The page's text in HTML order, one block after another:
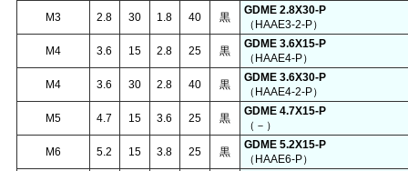
M3 2.8 30 1.8 40 黒
GDME 2.8X30-P
（HAAE3-2-P）
M4 3.6 15 2.8 25 黒
GDME 3.6X15-P
（HAAE4-P）
M4 3.6 30 2.8 40 黒
GDME 3.6X30-P
（HAAE4-2-P）
M5 4.7 15 3.6 25 黒
GDME 4.7X15-P
（－）
M6 5.2 15 3.8 25 黒
GDME 5.2X15-P
（HAAE6-P）